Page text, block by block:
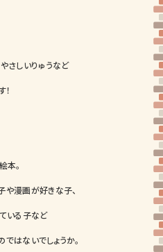
さしいりゅうなど
本。
漫画が好きな子、
いる子など
はないでしょうか。